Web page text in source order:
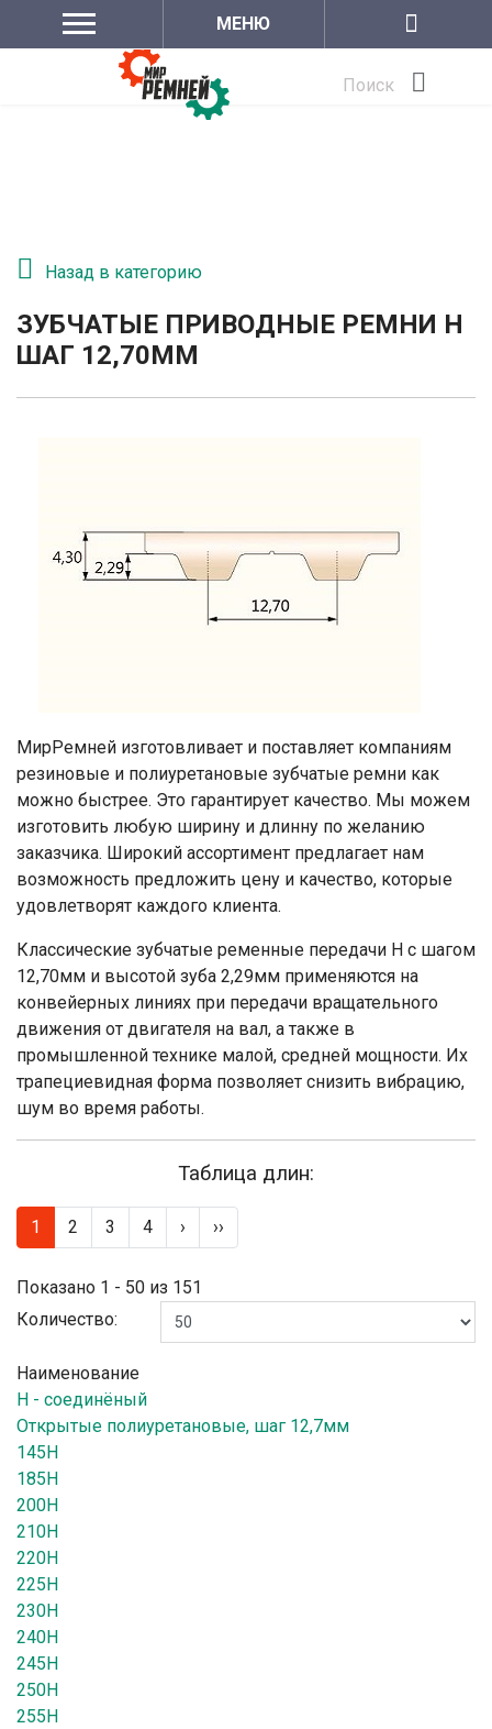
МЕНЮ
Поиск
Назад в категорию
ЗУБЧАТЫЕ ПРИВОДНЫЕ РЕМНИ H
ШАГ 12,70ММ
МирРемней изготовливает и поставляет компаниям
резиновые и полиуретановые зубчатые ремни как
можно быстрее. Это гарантирует качество. Мы можем
изготовить любую ширину и длинну по желанию
заказчика. Широкий ассортимент предлагает нам
возможность предложить цену и качество, которые
удовлетворят каждого клиента.
Классические зубчатые ременные передачи H с шагом
12,70мм и высотой зуба 2,29мм применяются на
конвейерных линиях при передачи вращательного
движения от двигателя на вал, а также в
промышленной технике малой, средней мощности. Их
трапециевидная форма позволяет снизить вибрацию,
шум во время работы.
Таблица длин:
1 2 3 4 › ››
Показано 1 - 50 из 151
Количество:
Наименование
H - соединёный
Открытые полиуретановые, шаг 12,7мм
145H
185H
200H
210H
220H
225H
230H
240H
245H
250H
255H